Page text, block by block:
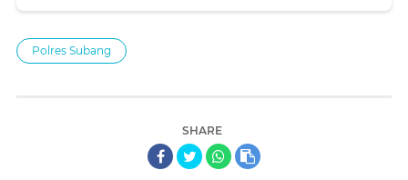
Polres Subang
SHARE